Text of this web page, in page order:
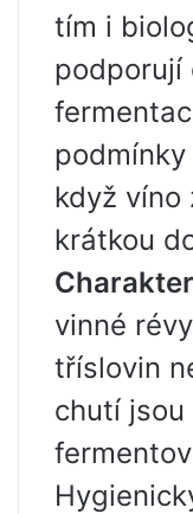
tím i
podporují
když víno
krátkou
vinné
tříslovin
chutí